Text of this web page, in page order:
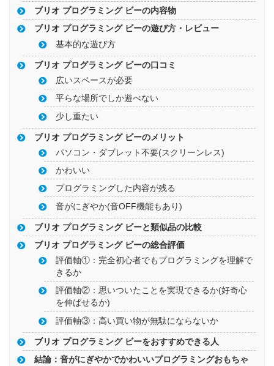
ブリオ プログラミング ビーの内容物
ブリオ プログラミング ビーの遊び方・レビュー
基本的な遊び方
ブリオ プログラミング ビーの口コミ
広いスペースが必要
平らな場所でしか遊べない
少し重たい
ブリオ プログラミング ビーのメリット
パソコン・ダブレット不要(スクリーンレス)
かわいい
プログラミングした内容が残る
音がにぎやか(音OFF機能もあり)
ブリオ プログラミング ビーと類似品の比較
ブリオ プログラミング ビーの総合評価
評価軸①：完全初心者でもプログラミングを理解で
きるか
評価軸②：思いついたことを実現できるか(好奇心
を伸ばせるか)
評価軸③：高い買い物が無駄にならないか
ブリオ プログラミング ビーをおすすめできる人
結論：音がにぎやかでかわいいプログラミングおもちゃ